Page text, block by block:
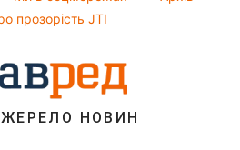
прозорість JTI
НОВИН